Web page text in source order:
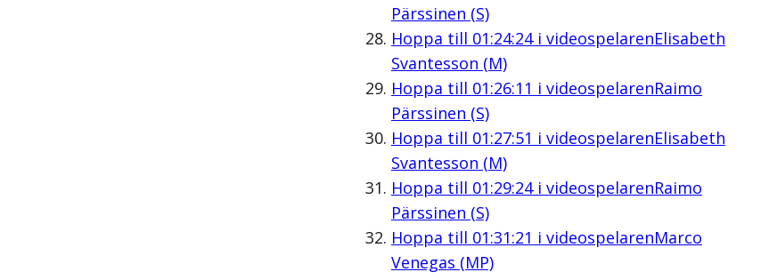
Pärssinen (S)
Hoppa till 01:24:24i videospelarenElisabeth
Svantesson (M)
Hoppa till 01:26:11 i videospelarenRaimo
Pärssinen (S)
Hoppa till 01:27:51 i videospelarenElisabeth
Svantesson (M)
Hoppa till 01:29:24i videospelarenRaimo
Pärssinen (S)
Hoppa till 01:31:21 i videospelarenMarco
Venegas (MP)